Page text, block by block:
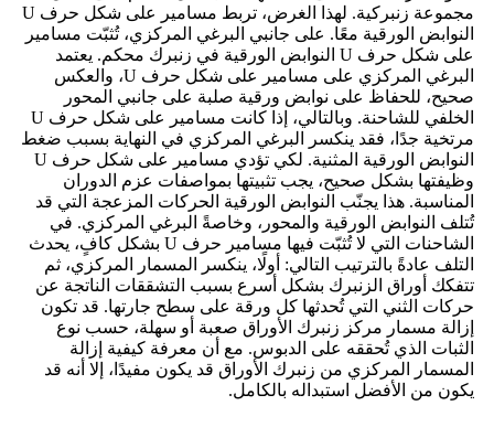
مجموعة زنبركية. لهذا الغرض، تربط مسامير على شكل حرف U
النوابض الورقية معًا. على جانبي البرغي المركزي، تُثبّت مسامير
على شكل حرف U النوابض الورقية في زنبرك محكم. يعتمد
البرغي المركزي على مسامير على شكل حرف U، والعكس
صحيح، للحفاظ على نوابض ورقية صلبة على جانبي المحور
الخلفي للشاحنة. وبالتالي، إذا كانت مسامير على شكل حرف U
مرتخية جدًا، فقد ينكسر البرغي المركزي في النهاية بسبب ضغط
النوابض الورقية المثنية. لكي تؤدي مسامير على شكل حرف U
وظيفتها بشكل صحيح، يجب تثبيتها بمواصفات عزم الدوران
المناسبة. هذا يجنّب النوابض الورقية الحركات المزعجة التي قد
تُتلف النوابض الورقية والمحور، وخاصةً البرغي المركزي. في
الشاحنات التي لا تُثبّت فيها مسامير حرف U بشكل كافٍ، يحدث
التلف عادةً بالترتيب التالي: أولًا، ينكسر المسمار المركزي، ثم
تتفكك أوراق الزنبرك بشكل أسرع بسبب التشققات الناتجة عن
حركات الثني التي تُحدثها كل ورقة على سطح جارتها. قد تكون
إزالة مسمار مركز زنبرك الأوراق صعبة أو سهلة، حسب نوع
الثبات الذي تُحققه على الدبوس. مع أن معرفة كيفية إزالة
المسمار المركزي من زنبرك الأوراق قد يكون مفيدًا، إلا أنه قد
يكون من الأفضل استبداله بالكامل.